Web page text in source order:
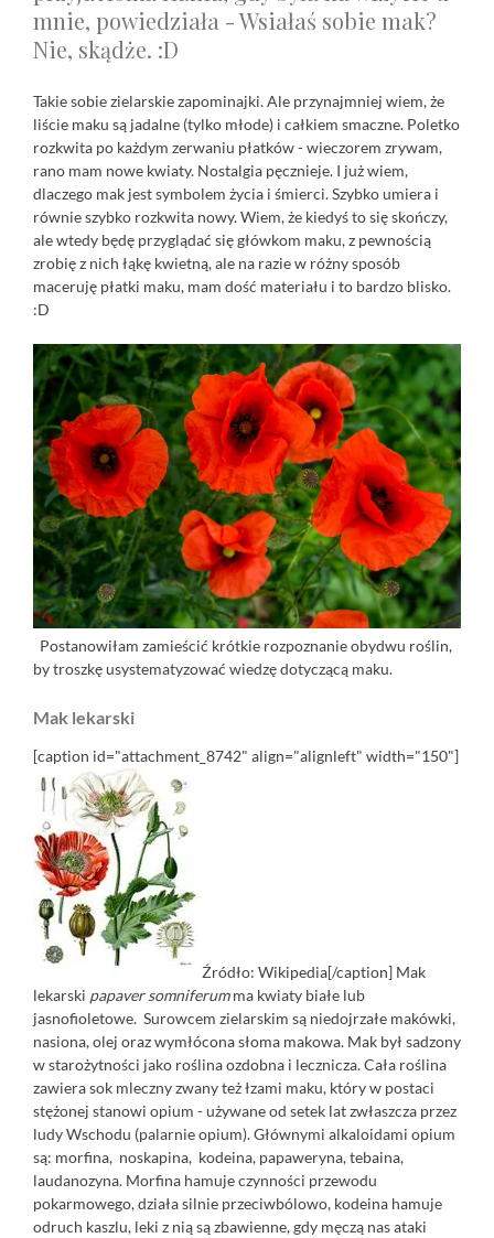
mnie, powiedziała - Wsiałaś sobie mak?
Nie, skądże. :D
Takie sobie zielarskie zapominajki. Ale przynajmniej wiem, że
liście maku są jadalne (tylko młode) i całkiem smaczne. Poletko
rozkwita po każdym zerwaniu płatków - wieczorem zrywam,
rano mam nowe kwiaty. Nostalgia pęcznieje. I już wiem,
dlaczego mak jest symbolem życia i śmierci. Szybko umiera i
równie szybko rozkwita nowy. Wiem, że kiedyś to się skończy,
ale wtedy będę przyglądać się główkom maku, z pewnością
zrobię z nich łąkę kwietną, ale na razie w różny sposób
maceruję płatki maku, mam dość materiału i to bardzo blisko.
:D
Postanowiłam zamieścić krótkie rozpoznanie obydwu roślin,
by troszkę usystematyzować wiedzę dotyczącą maku.
Mak lekarski
[caption id="attachment_8742" align="alignleft" width="150"]
Źródło: Wikipedia[/caption] Mak
lekarski papaver somniferumma kwiaty białe lub
jasnofioletowe. Surowcem zielarskim są niedojrzałe makówki,
nasiona, olej oraz wymłócona słoma makowa. Mak był sadzony
w starożytności jako roślina ozdobna i lecznicza. Cała roślina
zawiera sok mleczny zwany też łzami maku, który w postaci
stężonej stanowi opium - używane od setek lat zwłaszcza przez
ludy Wschodu (palarnie opium). Głównymi alkaloidami opium
są: morfina, noskapina, kodeina, papaweryna, tebaina,
laudanozyna. Morfina hamuje czynności przewodu
pokarmowego, działa silnie przeciwbólowo, kodeina hamuje
odruch kaszlu, leki z nią są zbawienne, gdy męczą nas ataki